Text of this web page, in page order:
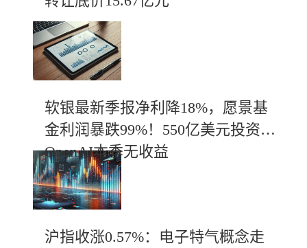
软银最新季报净利降18%，愿景基
金利润暴跌99%！550亿美元投资
OpenAI本季无收益
沪指收涨0.57%：电子特气概念走